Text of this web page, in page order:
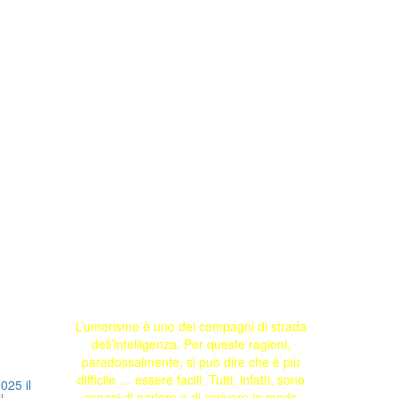
il
L’umorismo è uno dei compagni di strada
dell’intelligenza. Per queste ragioni,
paradossalmente, si può dire che è più
difficile … essere facili. Tutti, infatti, sono